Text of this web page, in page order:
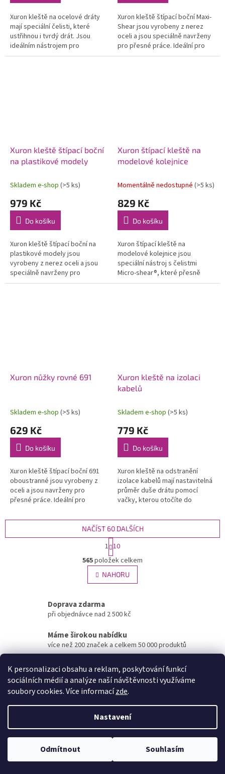
K personalizaci obsahu a reklam, poskytování funkcí
sociálních médií a analýze naší návštěvnosti využíváme
soubory cookies. Více informacízde.
Nastavení
Odmítnout Souhlasím
Xuron kleště na ocelové dráty
mají speciální čelisti, které
ustřihnou i tvrdý drát. Jsou
ideálním nástrojem pro
řemeslníky, kteří potřebují dělit
Xuron kleště štípací boční Maxi-
Shear jsou vyrobeny z nerez
oceli a jsou speciálně navrženy
pro přesné práce. Ideální pro
seriózní modelování, profi
Xuron kleště štípací boční
na plastikové modely
Skladem e-shop (>5 ks)
979 Kč
Do košíku
Xuron kleště štípací boční na
plastikové modely jsou
vyrobeny z nerez oceli a jsou
speciálně navrženy pro
plastikové modely, profi design
Xuron štípací kleště na
modelové kolejnice
Momentálně nedostupné (>5 ks)
829 Kč
Do košíku
Xuron štípací kleště na
modelové kolejnice jsou
speciální nástroj s čelistmi
Micro-shear®, které přesně
ustřihnou kolejnice velikostí Z,
Xuron nůžky rovné 691
Skladem e-shop (>5 ks)
629 Kč
Do košíku
Xuron kleště štípací boční 691
oboustranné jsou vyrobeny z
oceli a jsou navrženy pro
přesné práce. Ideální pro
design šperků, hobby i kutily a
Xuron kleště na izolaci
kabelů
Skladem e-shop (>5 ks)
779 Kč
Do košíku
Xuron kleště na odstranění
izolace kabelů mají nastavitelná
průměr duše drátu pomocí
vačky, kterou otočíte do
kabely o průřezu 10-26 AWG
(prům. 2,59...
O
v
l
á
c
p
r
v
y
v
ý
p
i
s
u
NAČÍST 60 DALŠÍCH
S
t
r
á
n
k
á
n
1 10
565položek celkem
NAHORU
Doprava zdarma
při objednávce nad 2 500 kč
Máme širokou nabídku
více než 200 značek a celkem 50 000 produktů
Online skladová dostupnost
aktualizované každou hodinu
Informace pro vás
Platba a dopravné ČR